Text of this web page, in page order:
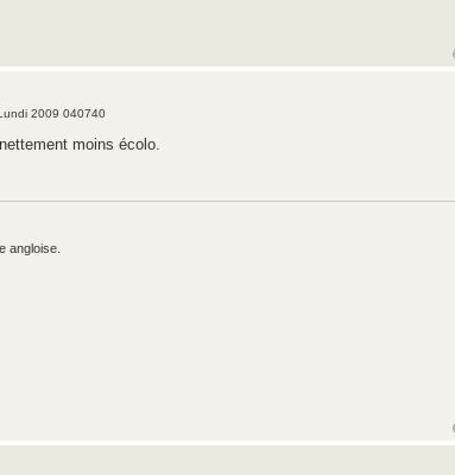
2009 040740
moins écolo.
angloise.